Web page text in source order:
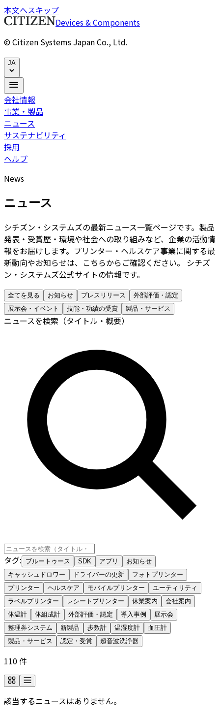
本文へスキップ
Devices & Components
© Citizen Systems Japan Co., Ltd.
JA
会社情報
事業・製品
ニュース
サステナビリティ
採用
ヘルプ
News
ニュース
シチズン・システムズの最新ニュース一覧ページです。製品
発表・受賞歴・環境や社会への取り組みなど、企業の活動情
報をお届けします。プリンター・ヘルスケア事業に関する最
新動向やお知らせは、こちらからご確認ください。 シチズ
ン・システムズ公式サイトの情報です。
全てを見る お知らせ プレスリリース
外部評価・認定
展示会・イベント
技能・功績の受賞 製品・サービス
ニュースを検索（タイトル・概要）
タグ: ブルートゥース SDK アプリ
お知らせ
キャッシュドロワー
ドライバーの更新
フォトプリンター
プリンター
ヘルスケア モバイルプリンター
ユーティリティ
ラベルプリンター
レシートプリンター 休業案内
会社案内
体温計
体組成計 外部評価・認定 導入事例
展示会
整理券システム
新製品 歩数計 温湿度計
血圧計
製品・サービス
認定・受賞 超音波洗浄器
110件
該当するニュースはありません。